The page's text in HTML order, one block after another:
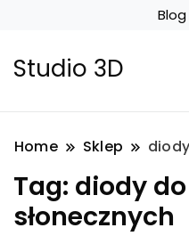
Blog
Studio 3D
Home Sklep
Tag: diody
słonecznych